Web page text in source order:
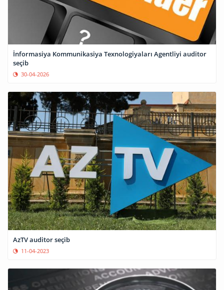
İnformasiya Kommunikasiya Texnologiyaları Agentliyi auditor
seçib
30-04-2026
AzTV auditor seçib
11-04-2023